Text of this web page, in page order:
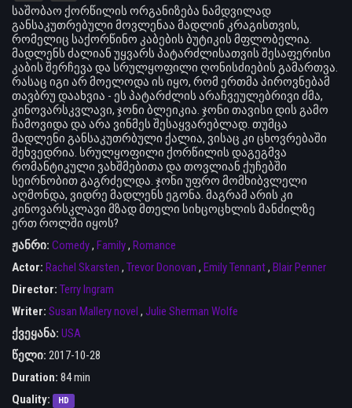
საშობაო ქორწილის ორგანიზება ნამდვილად
განსაკუთრებული მოვლენაა მადლინ კრაგისთვის,
რომელიც საქორწინო კაბების ბუტიკის მფლობელია.
მადლენს ძალიან უყვარს პატარძლისათვის შესაფერისი
კაბის შერჩევა და სრულყოფილი ღონისძიების გამართვა.
რასაც იგი არ მოელოდა ის იყო, რომ ერთმა პიროვნებამ
თავბრუ დაახვია - ეს პატარძლის არაჩვეულებრივი ძმა,
კინოვარსკვლავი, ჯონი ბლეიკია. ჯონი თავისი დის გამო
ჩამოვიდა და არა ვინმეს შესაყვარებლად. თუმცა
მადლენი განსაკუთრბული ქალია, ვისაც კი ცხოვრებაში
შეხვედრია. სრულყოფილი ქორწილის დაგეგმვა
რომანტიკული ვახშმებითა და თოვლიან ქუჩებში
სეირნობით გაგრძელდა. ჯონი უფრო მომხიბვლელი
აღმონდა, ვიდრე მადლენს ეგონა. მაგრამ არის კი
კინოვარსკლავი მზად მთელი სიხცოცხლის მანძილზე
ერთ როლში იყოს?
ჟანრი: Comedy, Family, Romance
Actor: Rachel Skarsten , Trevor Donovan , Emily Tennant, Blair Penner
Director: Terry Ingram
Writer: Susan Mallery novel , Julie Sherman Wolfe
ქვეყანა: USA
წელი: 2017-10-28
Duration: 84 min
Quality:
HD